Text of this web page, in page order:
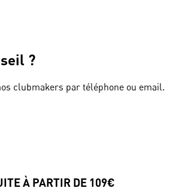
?
clubmakers par téléphone ou email.
À PARTIR DE 109€